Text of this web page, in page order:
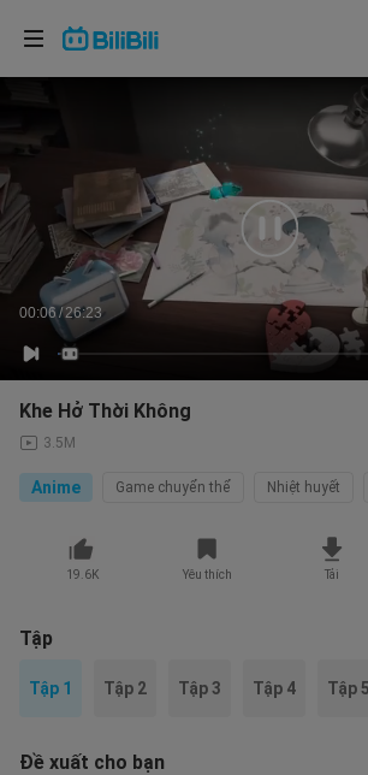
00:06 /26:23
Khe Hở Thời Không
3.5M
Anime Game chuyển thể Nhiệt huyết
19.6K Yêu thích Tải
Tập
Tập 1 Tập 2 Tập 3 Tập 4 Tập 5
Đề xuất cho bạn
Ngôn ngữ: Tiếng Việt
Lựa chọn ngôn ngữ
Tiếng Việt
Bahasa Indonesia
Bahasa Melayu